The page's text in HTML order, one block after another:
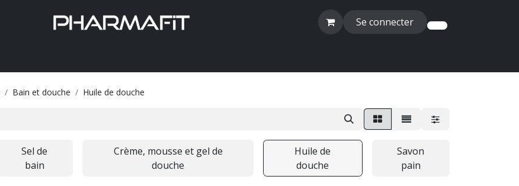
Se connecter
Bain et douche Huile de douche
Sel de
bain
Crème, mousse et gel de
douche
Huile de
douche
Savon
pain